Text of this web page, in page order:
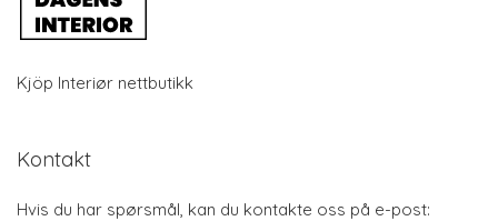
Kjöp Interiør nettbutikk
Kontakt
Hvis du har spørsmål, kan du kontakte oss på e-post: